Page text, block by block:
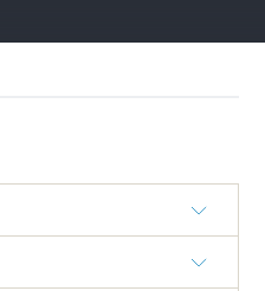
M-2004-T Iceberg